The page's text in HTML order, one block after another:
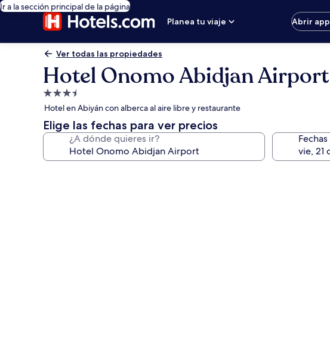
Ir a la sección principal de la página
Planea tu viaje
Abrir app
Ver todas las propiedades
Hotel Onomo Abidjan Airport
Propiedad
de
3.5
estrellas
Hotel en Abiyán con alberca al aire libre y restaurante
Elige las fechas para ver precios
¿A dónde quieres ir? Fechas